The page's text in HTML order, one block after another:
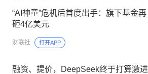
“AI神童”危机后首度出手：旗下基金再
砸4亿美元
财联社 打开APP
融资、提价，DeepSeek终于打算激进